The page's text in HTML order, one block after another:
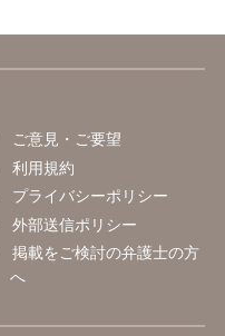
ご意見・ご要望
利用規約
プライバシーポリシー
外部送信ポリシー
掲載をご検討の弁護士の方
へ